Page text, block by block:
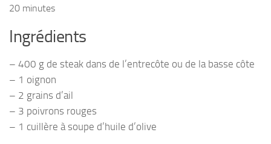
20 minutes
Ingrédients
– 400 g de steak dans de l’entrecôte ou de la basse côte
– 1 oignon
– 2 grains d’ail
– 3 poivrons rouges
– 1 cuillère à soupe d’huile d’olive